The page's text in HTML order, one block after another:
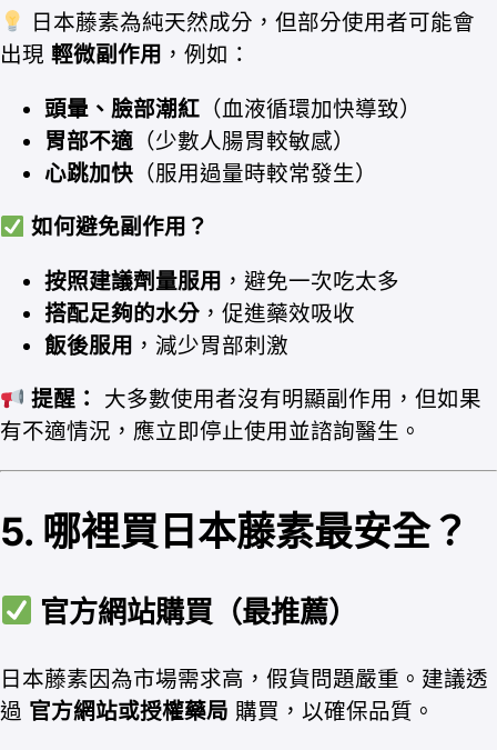
日本藤素為純天然成分，但部分使用者可能會
出現 輕微副作用 ，例如：
頭暈、臉部潮紅 （血液循環加快導致）
胃部不適 （少數人腸胃較敏感）
心跳加快 （服用過量時較常發生）
如何避免副作用？
按照建議劑量服用 ，避免一次吃太多
搭配足夠的水分 ，促進藥效吸收
飯後服用 ，減少胃部刺激
提醒：
大多數使用者沒有明顯副作用，但如果
有不適情況，應立即停止使用並諮詢醫生。
5. 哪裡買日本藤素最安全？
官方網站購買（最推薦）
日本藤素因為市場需求高，假貨問題嚴重。建議透
過 官方網站或授權藥局 購買，以確保品質。